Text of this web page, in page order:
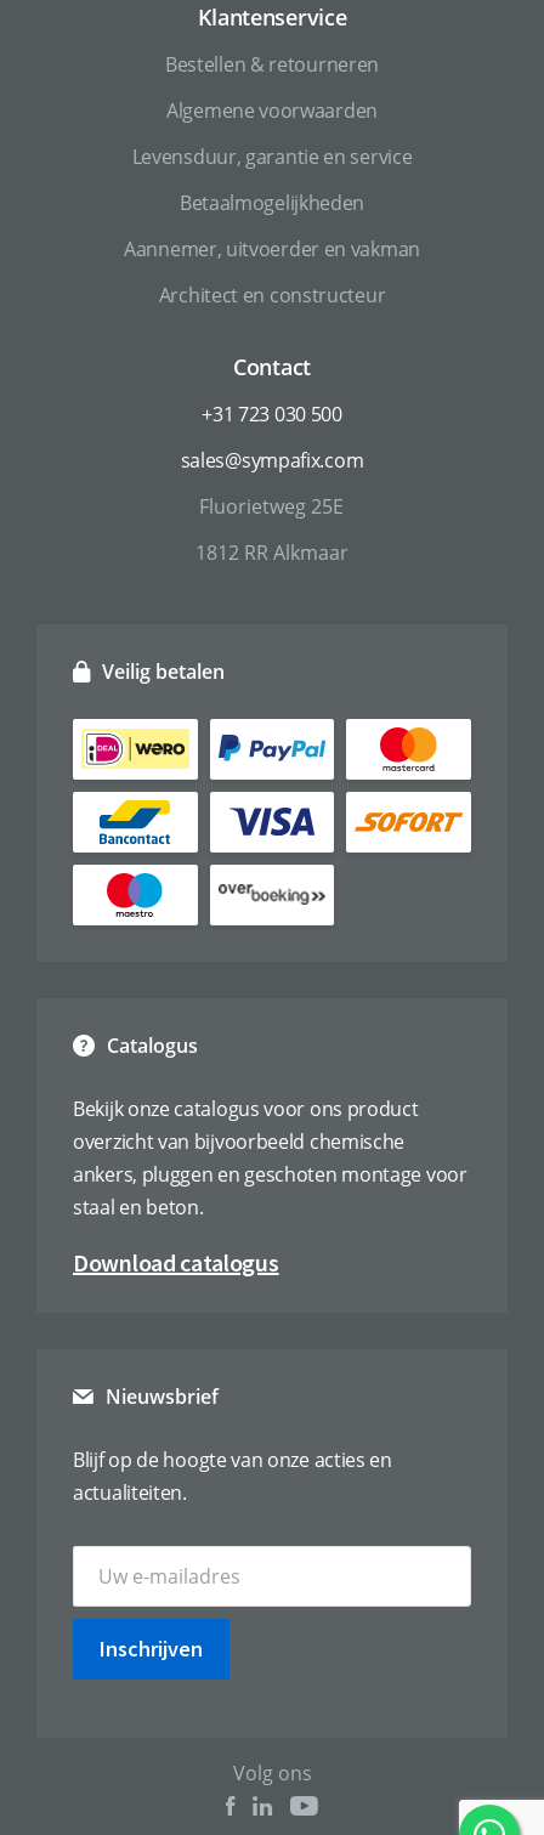
Klantenservice
Bestellen & retourneren
Algemene voorwaarden
Levensduur, garantie en service
Betaalmogelijkheden
Aannemer, uitvoerder en vakman
Architect en constructeur
Contact
+31 723 030 500
sales@sympafix.com
Fluorietweg 25E
1812 RR Alkmaar
Catalogus
Bekijk onze catalogus voor ons product
overzicht van bijvoorbeeld chemische
ankers, pluggen en geschoten montage voor
staal en beton.
Download catalogus
Veilig betalen
Nieuwsbrief
Blijf op de hoogte van onze acties en
actualiteiten.
Inschrijven
Volg ons